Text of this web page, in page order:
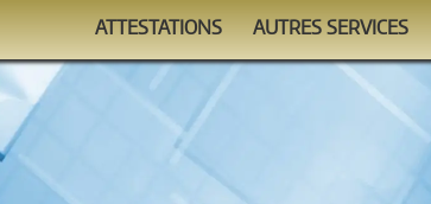
ATTESTATIONS
Auto-évaluations
AUTRES SERVICES
Watchtower